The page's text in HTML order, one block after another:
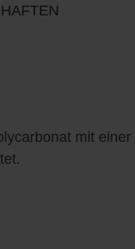
mit einer